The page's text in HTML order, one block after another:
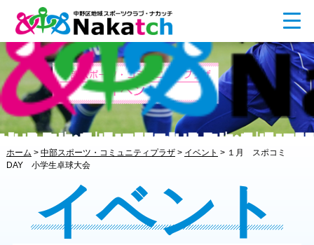
ホーム > 中部スポーツ・コミュニティプラザ> イベント > １月 スポコミ
DAY 小学生卓球大会
イベント